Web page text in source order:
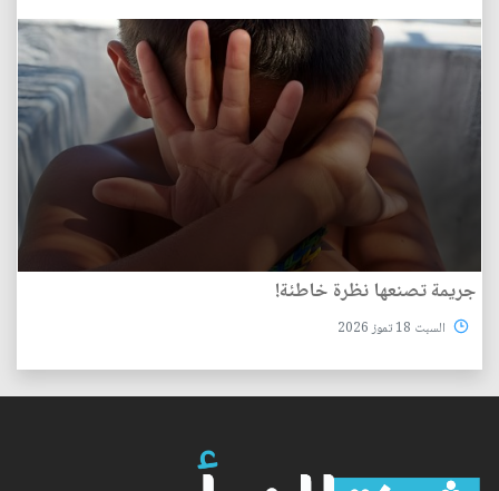
جريمة تصنعها نظرة خاطئة!
السبت 18 تموز 2026